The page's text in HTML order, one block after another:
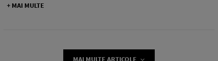
+ MAI MULTE
MAI MULTE ARTICOLE